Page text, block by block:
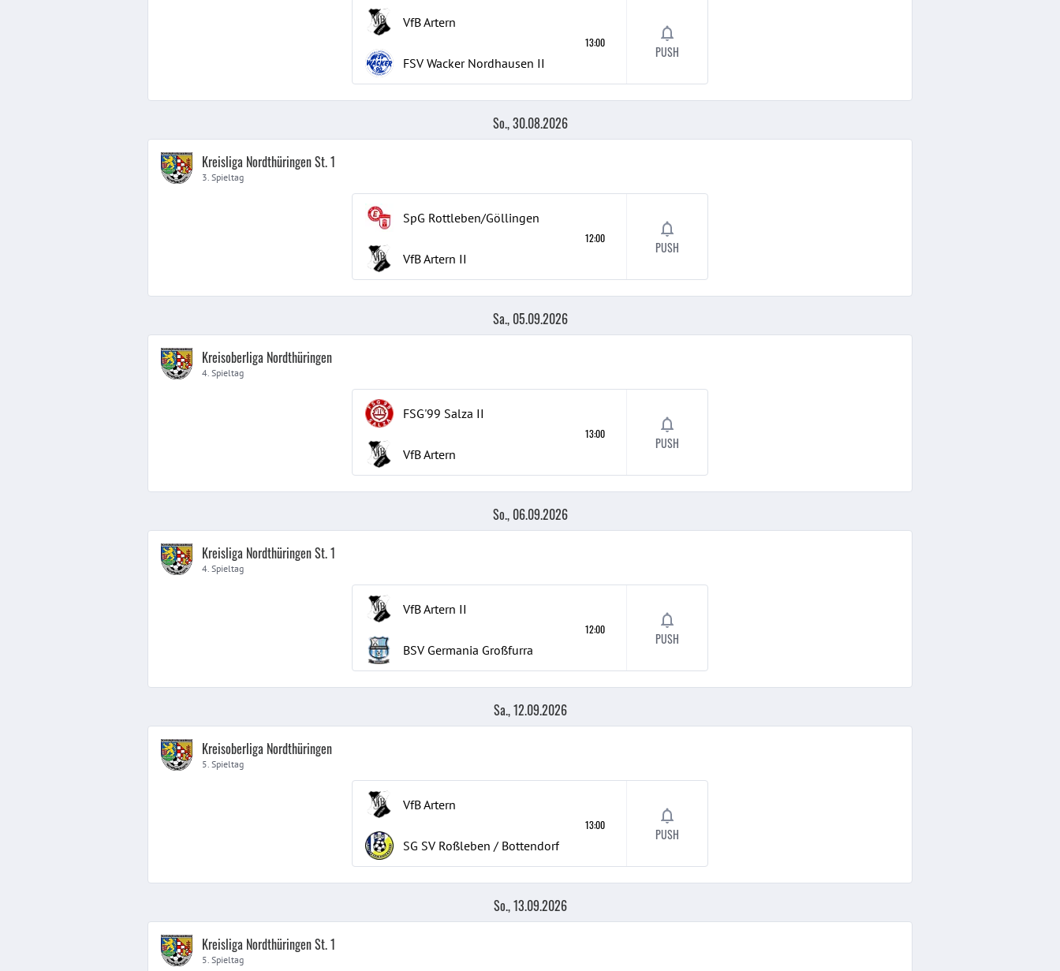
VfB Artern
FSV Wacker Nordhausen II
13:00
PUSH
So., 30.08.2026
Kreisliga Nordthüringen St. 1
3. Spieltag
SpG Rottleben/Göllingen
VfB Artern II
12:00
PUSH
Sa., 05.09.2026
Kreisoberliga Nordthüringen
4. Spieltag
FSG'99 Salza II
VfB Artern
13:00
PUSH
So., 06.09.2026
Kreisliga Nordthüringen St. 1
4. Spieltag
VfB Artern II
BSV Germania Großfurra
12:00
PUSH
Sa., 12.09.2026
Kreisoberliga Nordthüringen
5. Spieltag
VfB Artern
SG SV Roßleben / Bottendorf
13:00
PUSH
So., 13.09.2026
Kreisliga Nordthüringen St. 1
5. Spieltag